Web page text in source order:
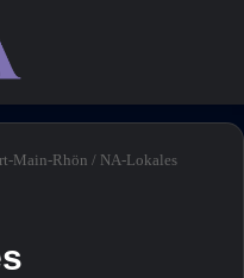
Main-Rhön / NA-Lokales